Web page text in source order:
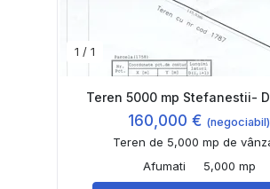
1 / 1
Teren 5000 mp Stefanestii-
160,000 € (negociabil)
Teren de 5,000 mp de
Afumati
5,000 mp